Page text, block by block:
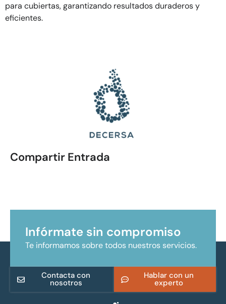
para cubiertas, garantizando resultados duraderos y
eficientes.
Compartir Entrada
Infórmate sin compromiso
Te informamos sobre todos nuestros servicios.
Contacta con
nosotros
Hablar con un
experto